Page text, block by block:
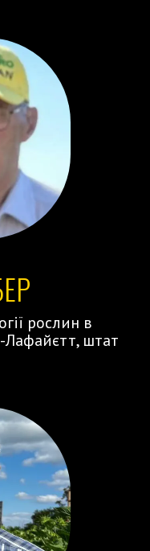
рослин в
Лафайєтт, штат